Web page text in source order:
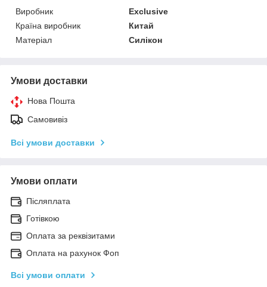
Виробник
Exclusive
Країна виробник
Китай
Матеріал
Силікон
Умови доставки
Нова Пошта
Самовивіз
Всі умови доставки
Умови оплати
Післяплата
Готівкою
Оплата за реквізитами
Оплата на рахунок Фоп
Всі умови оплати